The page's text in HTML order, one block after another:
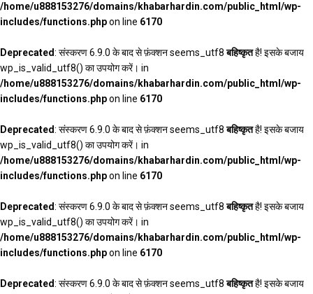
/home/u888153276/domains/khabarhardin.com/public_html/wp-
includes/functions.phpon line 6170
Deprecated: संस्करण 6.9.0 के बाद से फ़ंक्शन seems_utf8बहिष्कृतहै! इसके बजाय
wp_is_valid_utf8() का उपयोग करें। in
/home/u888153276/domains/khabarhardin.com/public_html/wp-
includes/functions.phpon line 6170
Deprecated: संस्करण 6.9.0 के बाद से फ़ंक्शन seems_utf8बहिष्कृतहै! इसके बजाय
wp_is_valid_utf8() का उपयोग करें। in
/home/u888153276/domains/khabarhardin.com/public_html/wp-
includes/functions.phpon line 6170
Deprecated: संस्करण 6.9.0 के बाद से फ़ंक्शन seems_utf8बहिष्कृतहै! इसके बजाय
wp_is_valid_utf8() का उपयोग करें। in
/home/u888153276/domains/khabarhardin.com/public_html/wp-
includes/functions.phpon line 6170
Deprecated: संस्करण 6.9.0 के बाद से फ़ंक्शन seems_utf8बहिष्कृतहै! इसके बजाय